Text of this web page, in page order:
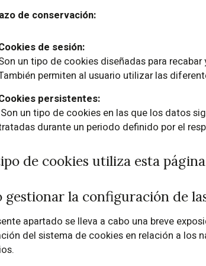
de conservación:
de sesión:
un tipo de cookies diseñadas para
permiten al usuario utilizar las
persistentes:
Son un tipo de cookies en las que los datos
durante un periodo definido por el
de cookies utiliza esta
gestionar la configuración de
apartado se lleva a cabo una breve
del sistema de cookies en relación a los
*Campos obligatorios